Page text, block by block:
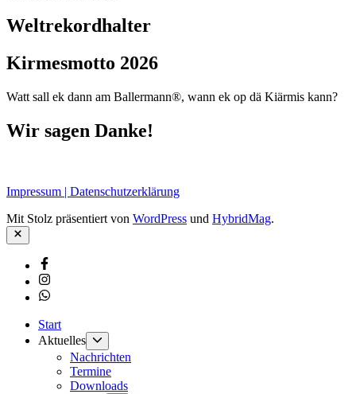
Weltrekordhalter
Kirmesmotto 2026
Watt sall ek dann am Ballermann®, wann ek op dä Kiärmis kann?
Wir sagen Danke!
Impressum | Datenschutzerklärung
Mit Stolz präsentiert von WordPress und HybridMag.
Schließen
Facebook
Instagram
Whatsapp
Start
Aktuelles
anzeigen
Nachrichten
Termine
Downloads